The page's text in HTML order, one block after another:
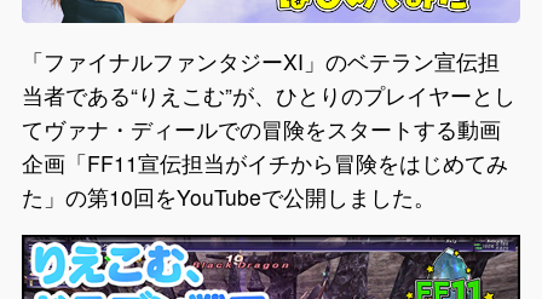
「ファイナルファンタジーXI」のベテラン宣伝担
当者である“りえこむ”が、ひとりのプレイヤーとし
てヴァナ・ディールでの冒険をスタートする動画
企画「FF11宣伝担当がイチから冒険をはじめてみ
た」の第10回をYouTubeで公開しました。